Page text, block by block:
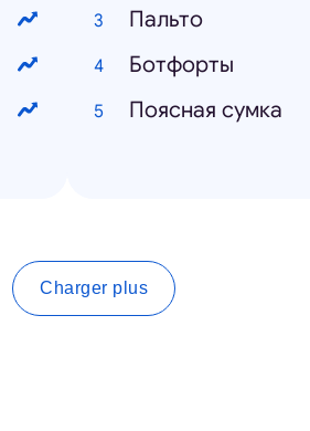
Пальто
Ботфорты
Поясная сумка
Charger plus